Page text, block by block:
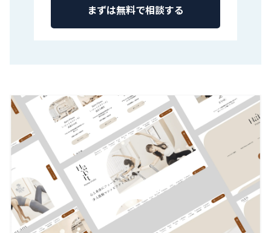
まずは無料で相談する